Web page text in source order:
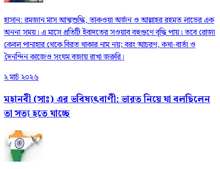
হাসান: রমজান মাস আত্মশুদ্ধি, তাকওয়া অর্জন ও আল্লাহর রহমত লাভের এক
অনন্য সময়। এ মাসে প্রতিটি ইবাদতের সওয়াব বহুগুণে বৃদ্ধি পায়। তবে রোজা
কেবল পানাহার থেকে বিরত থাকার নাম নয়; বরং আচরণ, কথা-বার্তা ও
দৈনন্দিন কাজেও সংযম বজায় রাখা জরুরি।
২ মার্চ ২০২৬
মহানবী (সাঃ) এর ভবিষ্যৎবাণী: ভারত নিয়ে যা বলছিলেন
তা সত্য হতে যাচ্ছে